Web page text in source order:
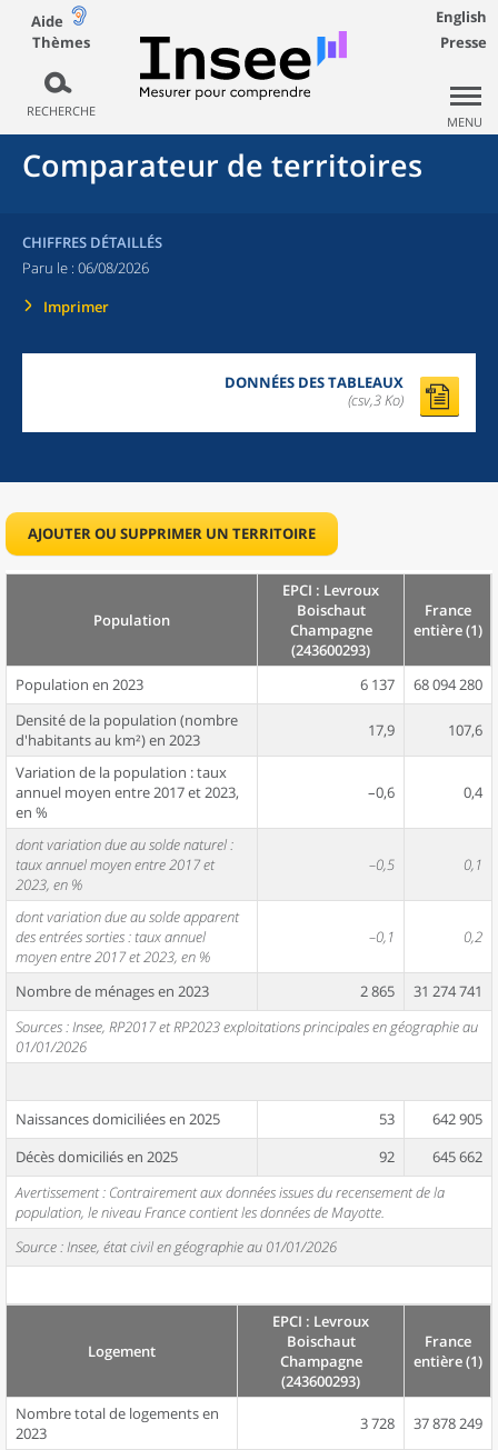
Aide
Thèmes
RECHERCHE
English
Presse
MENU
Comparateur de territoires
CHIFFRES DÉTAILLÉS
Paru le : 06/08/2026
Imprimer
DONNÉES DES TABLEAUX
(csv,3 Ko)
AJOUTER OU SUPPRIMER UN TERRITOIRE
Population
EPCI : Levroux
Boischaut
Champagne
(243600293)
France
entière (1)
Population en 2023 6 137
68 094 280
Densité de la population (nombre
d'habitants au km²) en 2023
17,9 107,6
Variation de la population : taux
annuel moyen entre 2017 et 2023,
en %
–0,6 0,4
dont variation due au solde naturel :
taux annuel moyen entre 2017 et
2023, en %
–0,5 0,1
dont variation due au solde apparent
des entrées sorties : taux annuel
moyen entre 2017 et 2023, en %
–0,1 0,2
Nombre de ménages en 2023 2 865
31 274 741
Sources : Insee, RP2017 et RP2023 exploitations principales en géographie au
01/01/2026
Naissances domiciliées en 2025 53
642 905
Décès domiciliés en 2025
92
645 662
Avertissement : Contrairement aux données issues du recensement de la
population, le niveau France contient les données de Mayotte.
Source : Insee, état civil en géographie au 01/01/2026
Logement
EPCI : Levroux
Boischaut
Champagne
(243600293)
France
entière (1)
Nombre total de logements en
2023
3 728 37 878 249